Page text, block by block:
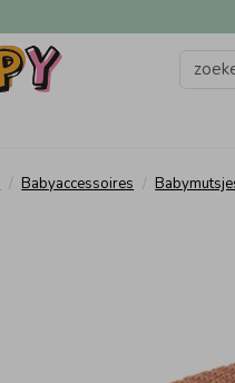
Babyaccessoires